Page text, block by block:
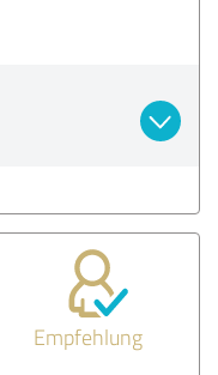
Empfehlung